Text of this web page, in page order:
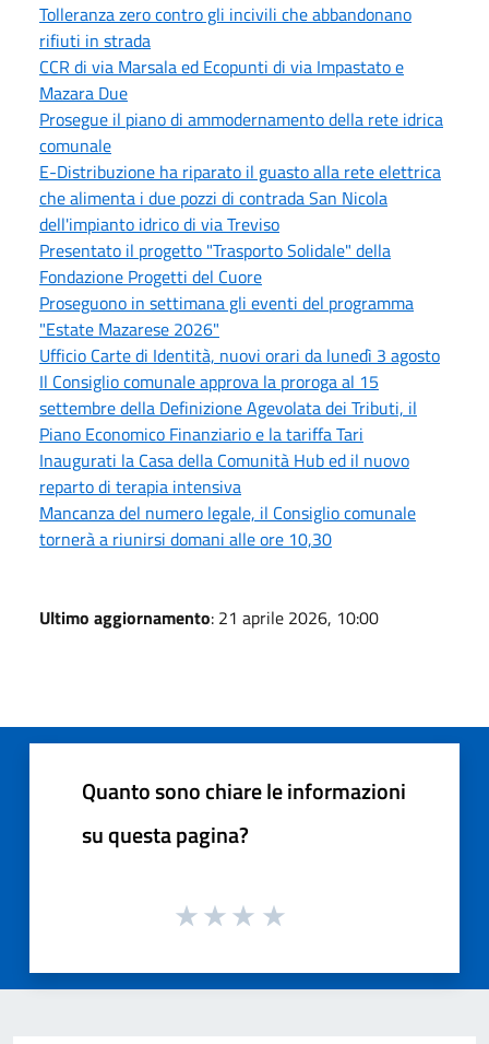
Tolleranza zero contro gli incivili che abbandonano
rifiuti in strada
CCR di via Marsala ed Ecopunti di via Impastato e
Mazara Due
Prosegue il piano di ammodernamento della rete idrica
comunale
E-Distribuzione ha riparato il guasto alla rete elettrica
che alimenta i due pozzi di contrada San Nicola
dell'impianto idrico di via Treviso
Presentato il progetto "Trasporto Solidale" della
Fondazione Progetti del Cuore
Proseguono in settimana gli eventi del programma
"Estate Mazarese 2026"
Ufficio Carte di Identità, nuovi orari da lunedì 3 agosto
Il Consiglio comunale approva la proroga al 15
settembre della Definizione Agevolata dei Tributi, il
Piano Economico Finanziario e la tariffa Tari
Inaugurati la Casa della Comunità Hub ed il nuovo
reparto di terapia intensiva
Mancanza del numero legale, il Consiglio comunale
tornerà a riunirsi domani alle ore 10,30
Ultimo aggiornamento: 21 aprile 2026, 10:00
Quanto sono chiare le informazioni
su questa pagina?